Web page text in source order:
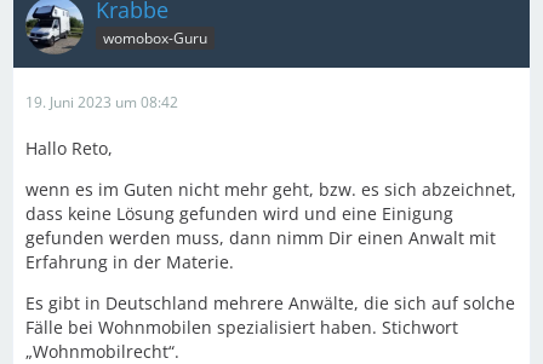
Krabbe
womobox-Guru
19. Juni 2023 um 08:42
Hallo Reto,
wenn es im Guten nicht mehr geht, bzw. es sich abzeichnet,
dass keine Lösung gefunden wird und eine Einigung
gefunden werden muss, dann nimm Dir einen Anwalt mit
Erfahrung in der Materie.
Es gibt in Deutschland mehrere Anwälte, die sich auf solche
Fälle bei Wohnmobilen spezialisiert haben. Stichwort
„Wohnmobilrecht“.